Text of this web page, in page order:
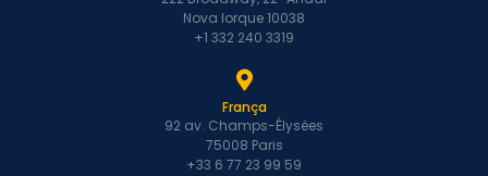
Nova Iorque 10038
+1 332 240 3319
França
92 av. Champs-Élysées
75008 Paris
+33 6 77 23 99 59